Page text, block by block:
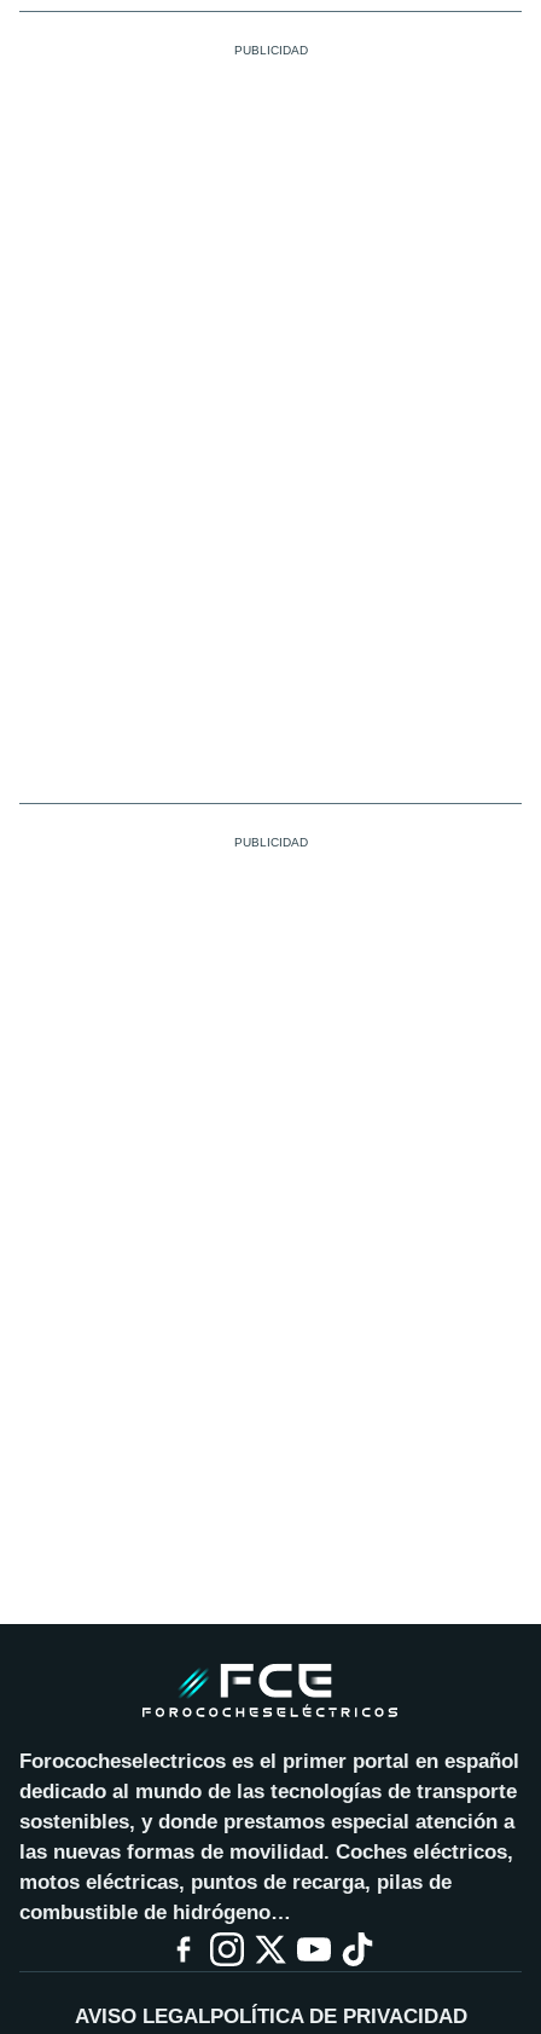
Forococheselectricos es el primer portal en español
dedicado al mundo de las tecnologías de transporte
sostenibles, y donde prestamos especial atención a
las nuevas formas de movilidad. Coches eléctricos,
motos eléctricas, puntos de recarga, pilas de
combustible de hidrógeno…
AVISO LEGALPOLÍTICA DE PRIVACIDAD